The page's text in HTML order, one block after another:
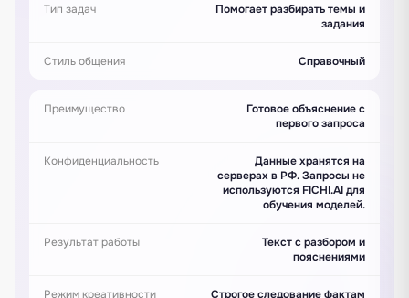
Тип задач
Помогает разбирать темы и
задания
Стиль общения Справочный
Преимущество
Готовое объяснение с
первого запроса
Конфиденциальность
Данные хранятся на
серверах в РФ. Запросы не
используются FICHI.AI для
обучения моделей.
Результат работы
Текст с разбором и
пояснениями
Режим креативности Строгое следование фактам